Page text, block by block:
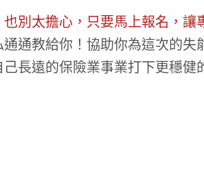
別太擔心，只要馬上報名，讓
通教給你！協助你為這次的失
長遠的保險業事業打下更穩健